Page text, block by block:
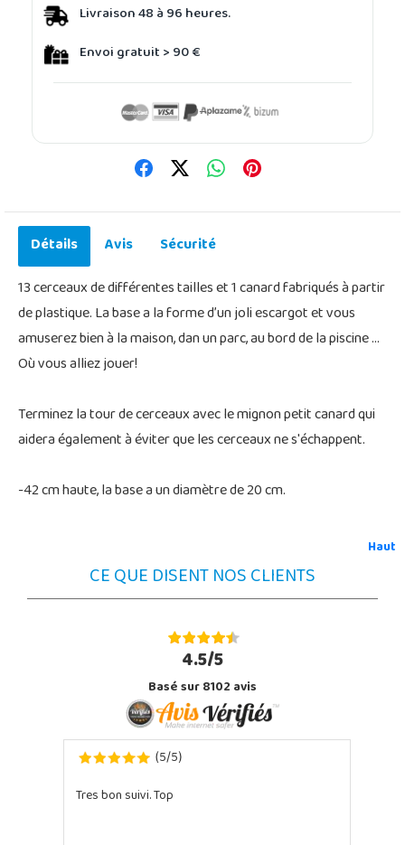
Livraison 48 à 96 heures.
Envoi gratuit > 90 €
Détails Avis
Sécurité
13 cerceaux de différentes tailles et 1 canard fabriqués à partir
de plastique. La base a la forme d’un joli escargot et vous
amuserez bien à la maison, dan un parc, au bord de la piscine ...
Où vous alliez jouer!
Terminez la tour de cerceaux avec le mignon petit canard qui
aidera également à éviter que les cerceaux ne s'échappent.
-42 cm haute, la base a un diamètre de 20 cm.
Haut
CE QUE DISENT NOS CLIENTS
4.5/5
Basé sur 8102 avis
(5/5)
Tres bon suivi. Top